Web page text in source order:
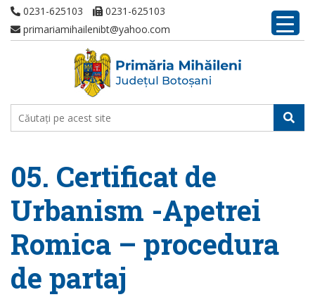
0231-625103
0231-625103
primariamihailenibt@yahoo.com
05. Certificat de
Urbanism -Apetrei
Romica – procedura
de partaj